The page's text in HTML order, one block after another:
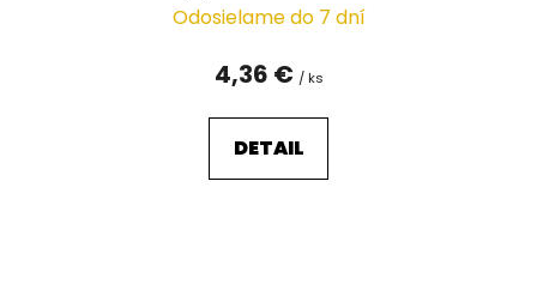
Odosielame do 7 dní
4,36 € / ks
DETAIL